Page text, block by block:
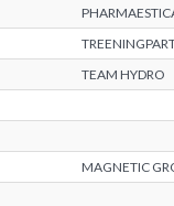
TEAM HYDRO
MAGNETIC